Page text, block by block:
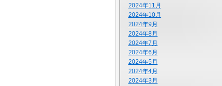
2024年11月
2024年10月
2024年9月
2024年8月
2024年7月
2024年6月
2024年5月
2024年4月
2024年3月